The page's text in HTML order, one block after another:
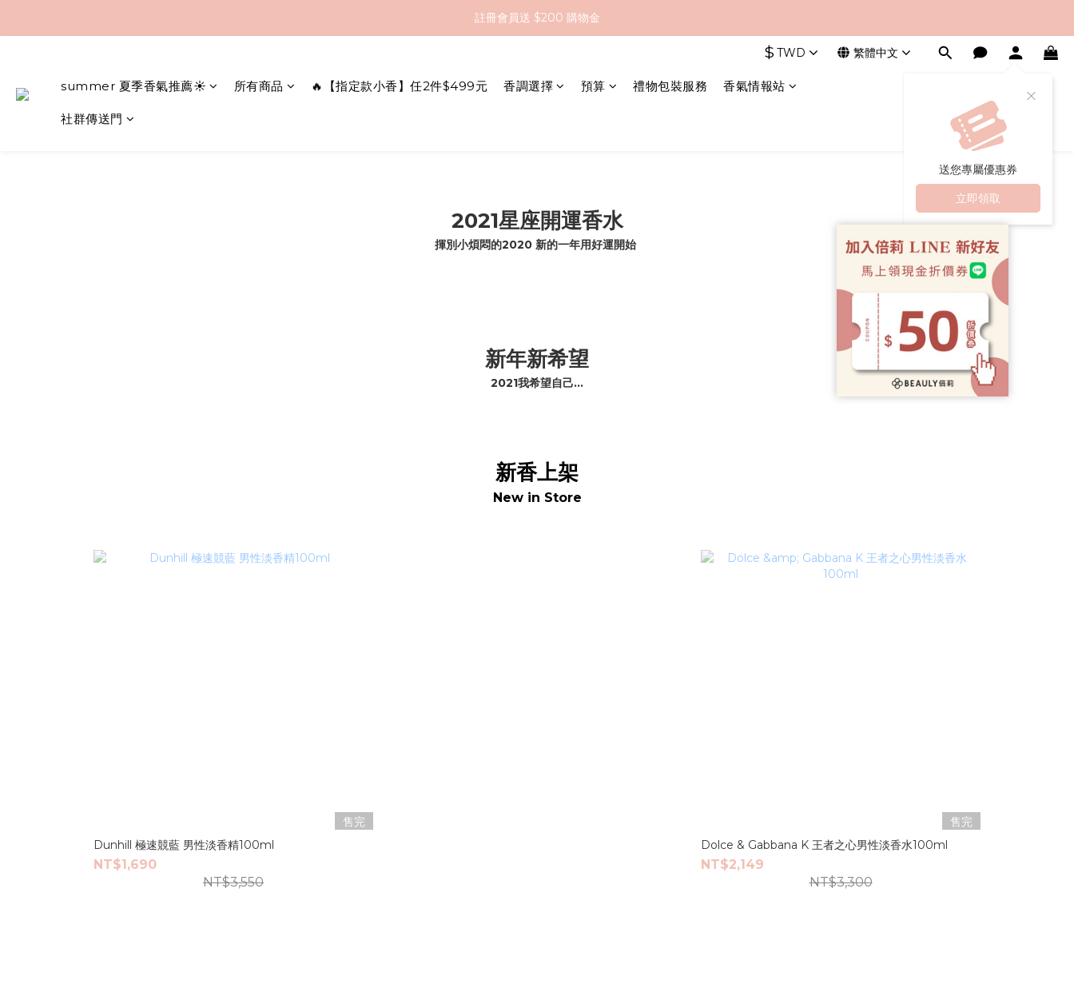
全館滿 $2000 即享免運
註冊會員送 $200 購物金
$ TWD 繁體中文
送您專屬優惠券
立即領取
summer 夏季香氣推薦☀️ 所有商品 🔥【指定款小香】任2件$499元 香調選擇 預算 禮物包裝服務 香氣情報站
社群傳送門
2021星座開運香水
揮別小煩悶的2020 新的一年用好運開始
新年新希望
2021我希望自己...
新香上架
New in Store
售完
Dunhill 極速競藍 男性淡香精100ml
NT$1,690
NT$3,550
售完
Dolce & Gabbana K 王者之心男性淡香水100ml
NT$2,149
NT$3,300